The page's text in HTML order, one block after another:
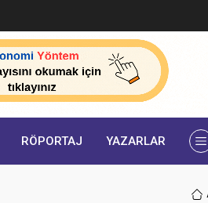
RÖPORTAJ YAZARLAR